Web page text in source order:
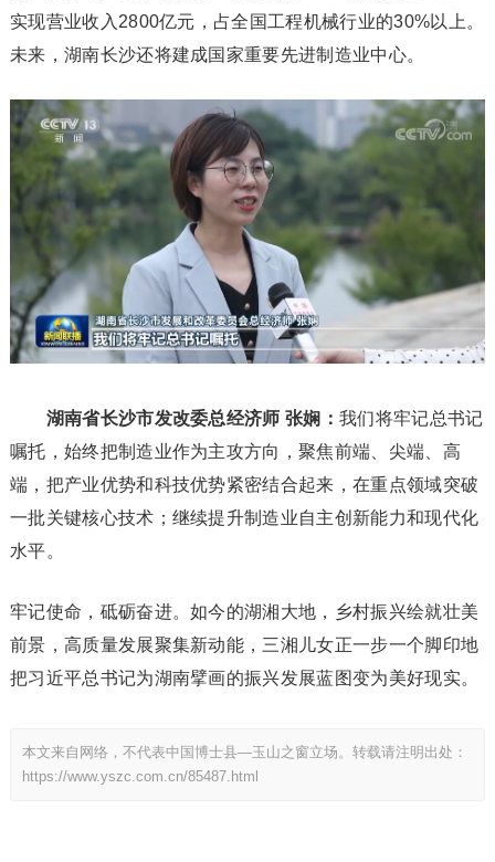
实现营业收入2800亿元，占全国工程机械行业的30%以上。
未来，湖南长沙还将建成国家重要先进制造业中心。
湖南省长沙市发改委总经济师 张娴：我们将牢记总书记
嘱托，始终把制造业作为主攻方向，聚焦前端、尖端、高
端，把产业优势和科技优势紧密结合起来，在重点领域突破
一批关键核心技术；继续提升制造业自主创新能力和现代化
水平。
牢记使命，砥砺奋进。如今的湖湘大地，乡村振兴绘就壮美
前景，高质量发展聚集新动能，三湘儿女正一步一个脚印地
把习近平总书记为湖南擘画的振兴发展蓝图变为美好现实。
本文来自网络，不代表中国博士县—玉山之窗立场。转载请注明出处：
https://www.yszc.com.cn/85487.html